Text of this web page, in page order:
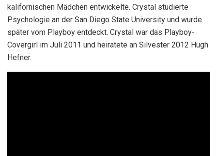
kalifornischen Mädchen entwickelte. Crystal studierte
Psychologie an der San Diego State University und wurde
später vom Playboy entdeckt. Crystal war das Playboy-
Covergirl im Juli 2011 und heiratete an Silvester 2012 Hugh
Hefner.